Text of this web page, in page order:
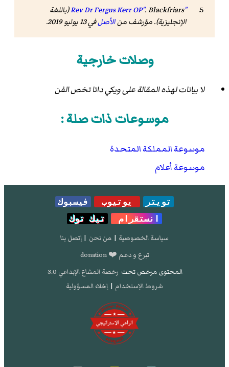
"Rev Dr Fergus Kerr OP"
.Blackfriars
(باللغة
الإنجليزية). مؤرشف منالأصلفي 13 يوليو 2019 .
وصلات خارجية
لا بيانات لهذه المقالة على ويكي داتا تخص الفن
موسوعات ذات صلة :
موسوعة المملكة المتحدة
موسوعة أعلام
تويتر يوتيوب
فيسبوك
انستقرام
تيك توك
سياسة الخصوصية | من نحن | إتصل بنا
تبرع و دعم ❤️ donation
المحتوى مرخص تحت رخصة المشاع الإبداعي 3.0
شروط الإستخدام | إخلاء المسؤولية